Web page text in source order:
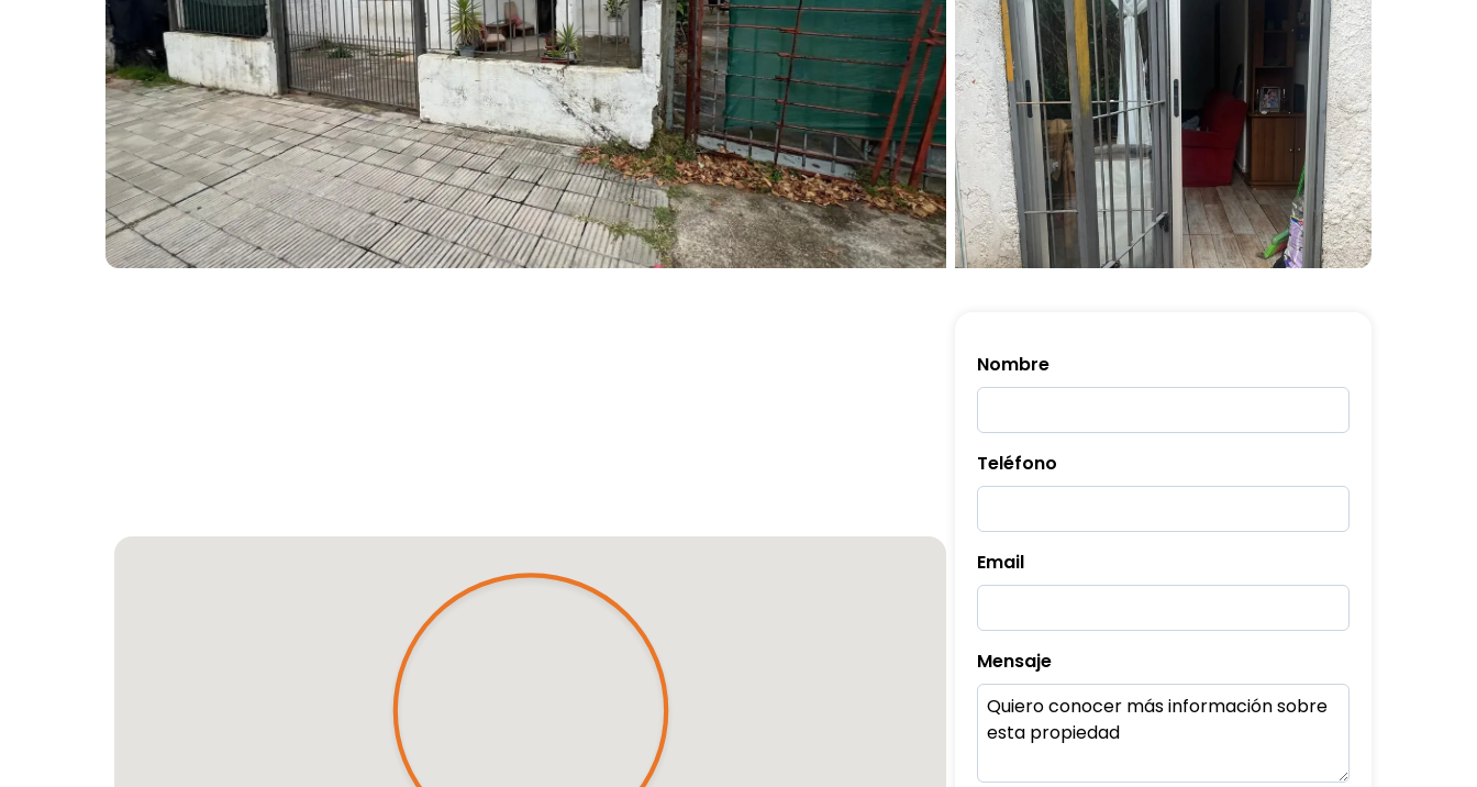
Nombre
Teléfono
Email
Mensaje